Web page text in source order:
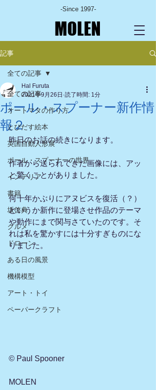
-Since 1997-
MOLEN
記事
全ての記事
オートマタの作り方
とびだす絵本
英国自動人形展
ポール・スプーナーの世界
インテリア
書籍
坂啓典
グルメ
ドローン
ある日の風景
機構模型
アート・トイ
ペーパークラフト
全ての記事
ポール・スプーナー新作情
報２
Hal Furuta
2021年9月26日 読了時間: 1分
昨日のお話の続きになります。
作者から送られてきた画像には、アッ
と驚くことがありました。
何十年かぶりにアヌビスを復活（？）
というか新作に登場させ作品のテーマ
や動作にまで関与さていたのです。そ
れは私を驚かすには十分すぎものにな
りました。
©️ Paul Spooner
MOLEN